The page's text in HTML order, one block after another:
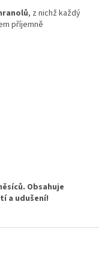
, z nichž každý
příjemně
Obsahuje
a udušení!